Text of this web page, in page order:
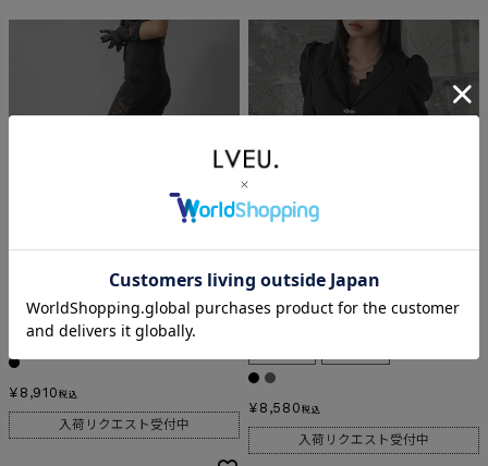
Side lace flare pants
ORIGINAL
¥ 8,910 税込
入荷リクエスト受付中
【8/19再入荷】
¥ 8,580 税込
入荷リクエスト受付中